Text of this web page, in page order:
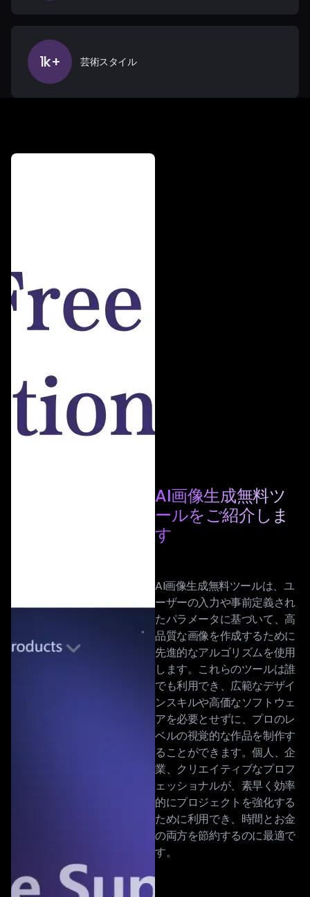
1k+ 芸術スタイル
AI画像生成無料ツ
ールをご紹介しま
す
AI画像生成無料ツールは、ユ
ーザーの入力や事前定義され
たパラメータに基づいて、高
品質な画像を作成するために
先進的なアルゴリズムを使用
します。これらのツールは誰
でも利用でき、広範なデザイ
ンスキルや高価なソフトウェ
アを必要とせずに、プロのレ
ベルの視覚的な作品を制作す
ることができます。個人、企
業、クリエイティブなプロフ
ェッショナルが、素早く効率
的にプロジェクトを強化する
ために利用でき、時間とお金
の両方を節約するのに最適で
す。